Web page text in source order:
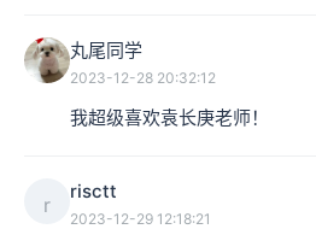
丸尾同学
2023-12-28 20:32:12
我超级喜欢袁长庚老师！
r
risctt
2023-12-29 12:18:21